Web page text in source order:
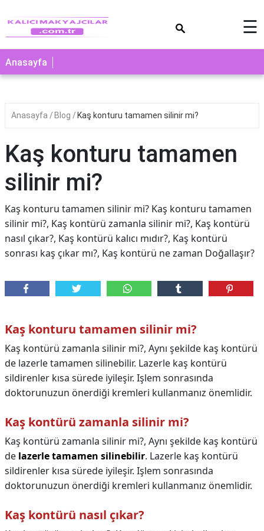
☰
Anasayfa
Anasayfa Blog Kaş konturu tamamen silinir mi?
Kaş konturu tamamen
silinir mi?
Kaş konturu tamamen silinir mi? Kaş konturu tamamen
silinir mi?, Kaş kontürü zamanla silinir mi?, Kaş kontürü
nasıl çıkar?, Kaş kontürü kalıcı mıdır?, Kaş kontürü
sonrası kaş çıkar mı?, Kaş kontürü ne zaman Doğallaşır?
Kaş konturu tamamen silinir mi?
Kaş kontürü zamanla silinir mi?, Aynı şekilde kaş kontürü
de lazerle tamamen silinebilir. Lazerle kaş kontürü
sildirenler kısa sürede iyileşir. Işlem sonrasında
doktorunuzun önerdiği kremleri kullanmanız önemlidir.
Kaş kontürü zamanla silinir mi?
Kaş kontürü zamanla silinir mi?, Aynı şekilde kaş kontürü
de lazerle tamamen silinebilir. Lazerle kaş kontürü
sildirenler kısa sürede iyileşir. Işlem sonrasında
doktorunuzun önerdiği kremleri kullanmanız önemlidir.
Kaş kontürü nasıl çıkar?